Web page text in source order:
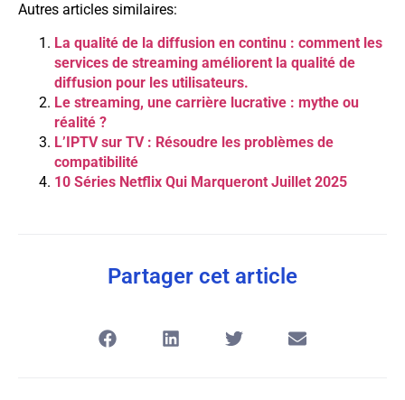
Autres articles similaires:
La qualité de la diffusion en continu : comment les
services de streaming améliorent la qualité de
diffusion pour les utilisateurs.
Le streaming, une carrière lucrative : mythe ou
réalité ?
L’IPTV sur TV : Résoudre les problèmes de
compatibilité
10 Séries Netflix Qui Marqueront Juillet 2025
Partager cet article